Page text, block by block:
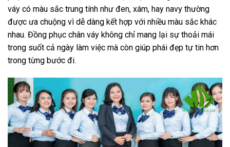
váy có màu sắc trung tính như đen, xám, hay navy thường
được ưa chuộng vì dễ dàng kết hợp với nhiều màu sắc khác
nhau. Đồng phục chân váy không chỉ mang lại sự thoải mái
trong suốt cả ngày làm việc mà còn giúp phái đẹp tự tin hơn
trong từng bước đi.